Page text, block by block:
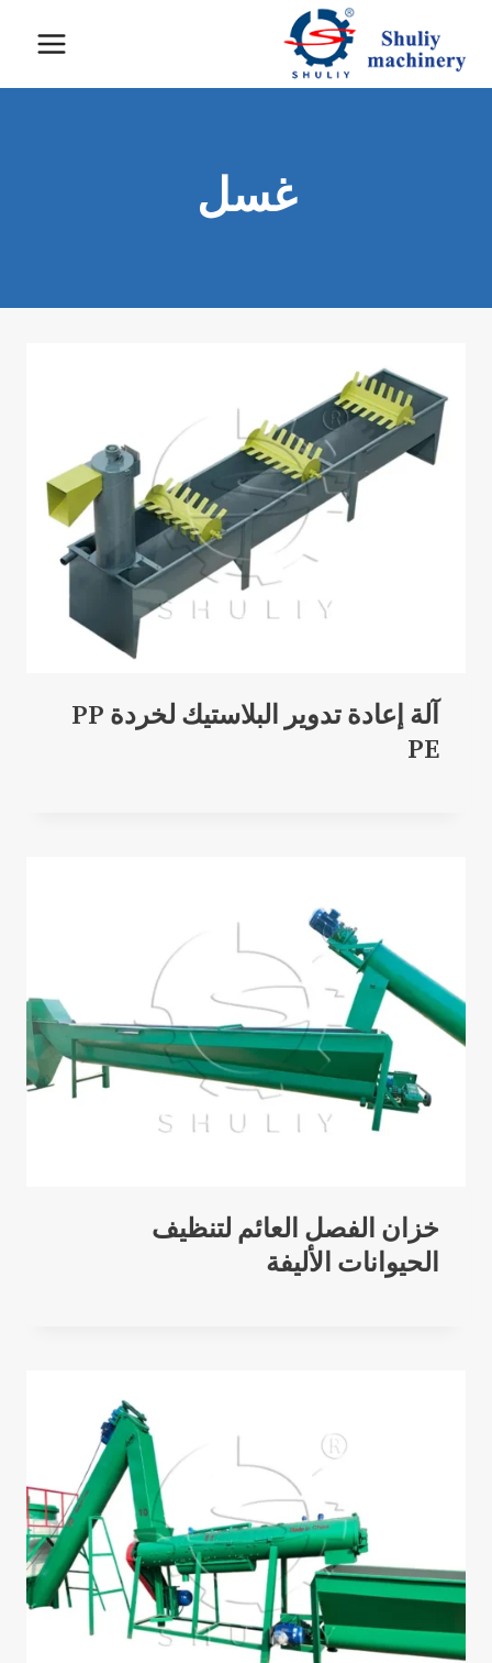
المحتوى
غسل
آلة إعادة تدوير البلاستيك لخردة PP
PE
خزان الفصل العائم لتنظيف
الحيوانات الأليفة